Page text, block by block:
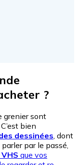
?
grenier sont
bien
dessinées , dont
parler par le passé,
que vos